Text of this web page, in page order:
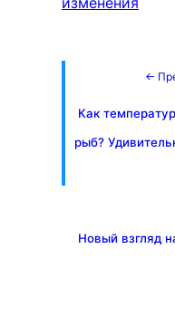
←
Как
рыб?
Новый взгляд